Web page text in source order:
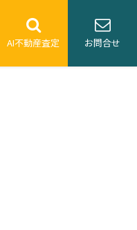
AI不動産査定 お問合せ